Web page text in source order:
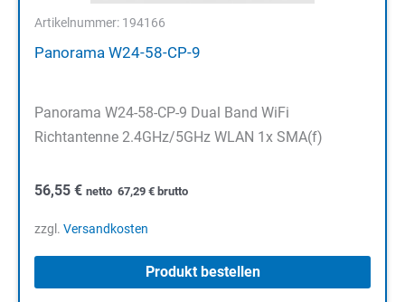
Artikelnummer: 194166
Panorama W24-58-CP-9
Panorama W24-58-CP-9 Dual Band WiFi
Richtantenne 2.4GHz/5GHz WLAN 1x SMA(f)
56,55 € netto 67,29 € brutto
zzgl. Versandkosten
Produkt bestellen